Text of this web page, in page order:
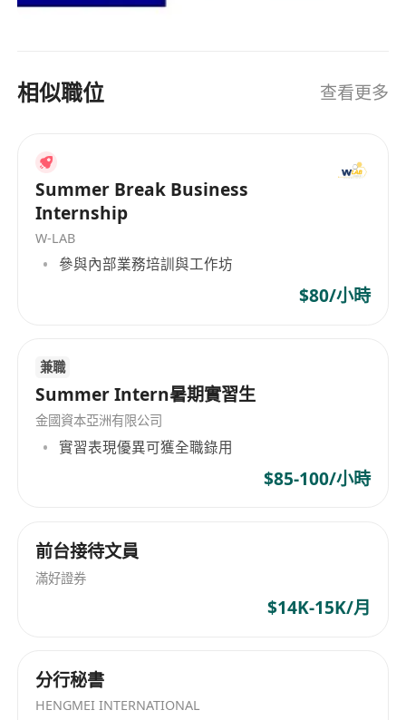
完善晉升通道與內部轉崗機會，表現優異者可逐
相似職位 查看更多
Summer Break Business
Internship
W-LAB
參與內部業務培訓與工作坊
$80/小時
兼職
Summer Intern暑期實習生
金國資本亞洲有限公司
實習表現優異可獲全職錄用
$85-100/小時
前台接待文員
滿好證券
$14K-15K/月
分行秘書
HENGMEI INTERNATIONAL